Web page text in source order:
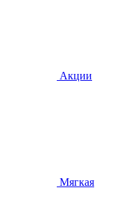
Акции
Мягкая